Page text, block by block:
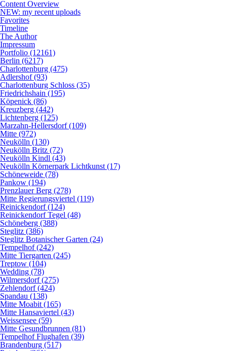
Content Overview
NEW: my recent uploads
Favorites
Timeline
The Author
Impressum
Portfolio (12161)
Berlin (6217)
Charlottenburg (475)
Adlershof (93)
Charlottenburg Schloss (35)
Friedrichshain (195)
Köpenick (86)
Kreuzberg (442)
Lichtenberg (125)
Marzahn-Hellersdorf (109)
Mitte (972)
Neukölln (130)
Neukölln Britz (72)
Neukölln Kindl (43)
Neukölln Körnerpark Lichtkunst (17)
Schöneweide (78)
Pankow (194)
Prenzlauer Berg (278)
Mitte Regierungsviertel (119)
Reinickendorf (124)
Reinickendorf Tegel (48)
Schöneberg (388)
Steglitz (386)
Steglitz Botanischer Garten (24)
Tempelhof (242)
Mitte Tiergarten (245)
Treptow (104)
Wedding (78)
Wilmersdorf (275)
Zehlendorf (424)
Spandau (138)
Mitte Moabit (165)
Mitte Hansaviertel (43)
Weissensee (59)
Mitte Gesundbrunnen (81)
Tempelhof Flughafen (39)
Brandenburg (517)